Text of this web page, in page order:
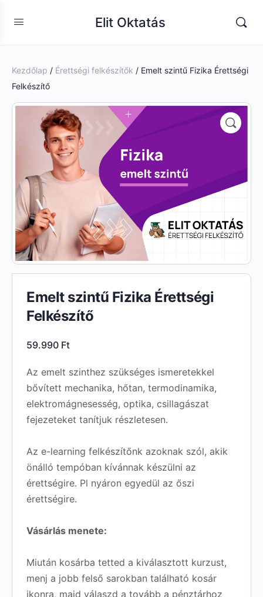
Elit Oktatás
Kezdőlap / Érettségi felkészítők / Emelt szintű Fizika Érettségi
Felkészítő
Emelt szintű Fizika Érettségi
Felkészítő
59.990 Ft
Az emelt szinthez szükséges ismeretekkel
bővített mechanika, hőtan, termodinamika,
elektromágnesesség, optika, csillagászat
fejezeteket tanítjuk részletesen.
Az e-learning felkészítőnk azoknak szól, akik
önálló tempóban kívánnak készülni az
érettségire. Pl nyáron egyedül az őszi
érettségire.
Vásárlás menete:
Miután kosárba tetted a kiválasztott kurzust,
menj a jobb felső sarokban található kosár
ikonra, majd válaszd a tovább a pénztárhoz